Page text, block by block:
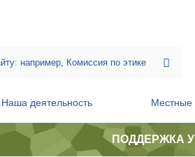
Наша деятельность Местные
ПОДДЕРЖКА